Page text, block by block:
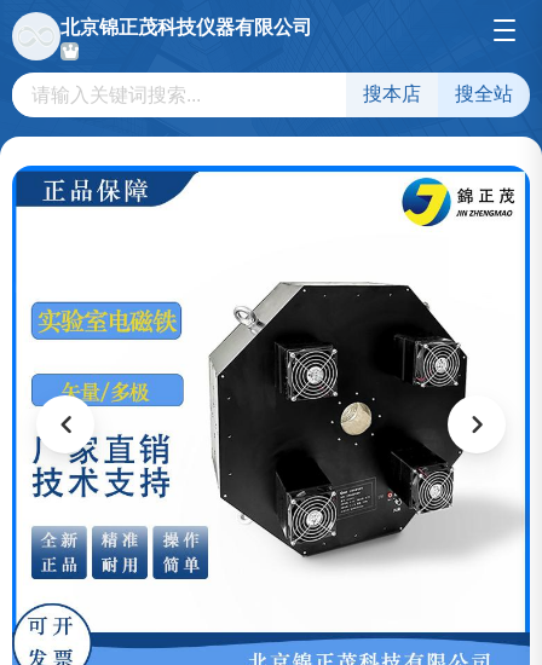
北京锦正茂科技仪器有限公司
搜本店 搜全站